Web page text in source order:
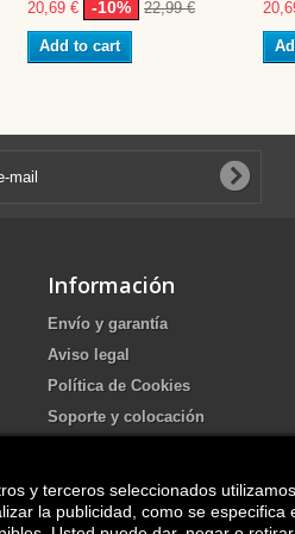
20,69 € -10% 22,99 €
Add to cart
Información
Envío y garantía
Aviso legal
Política de Cookies
Soporte y colocación
FAQ
y terceros seleccionados
la publicidad, como se